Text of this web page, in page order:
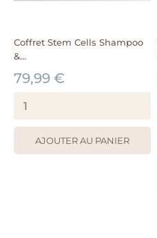
Coffret Stem Cells Shampoo
&...
79,99 €
AJOUTER AU PANIER